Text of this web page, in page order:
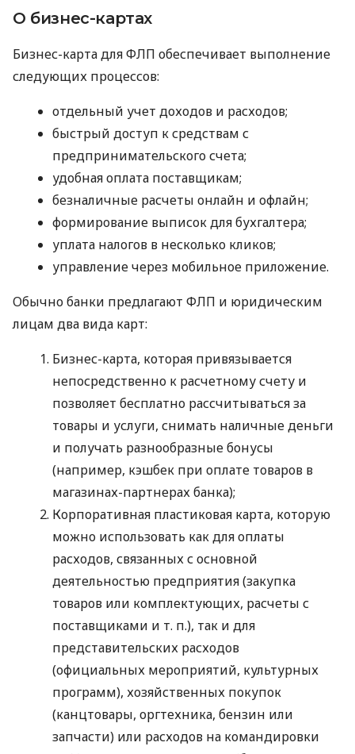
О бизнес-картах
Бизнес-карта для ФЛП обеспечивает выполнение
следующих процессов:
отдельный учет доходов и расходов;
быстрый доступ к средствам с
предпринимательского счета;
удобная оплата поставщикам;
безналичные расчеты онлайн и офлайн;
формирование выписок для бухгалтера;
уплата налогов в несколько кликов;
управление через мобильное приложение.
Обычно банки предлагают ФЛП и юридическим
лицам два вида карт:
Бизнес-карта, которая привязывается
непосредственно к расчетному счету и
позволяет бесплатно рассчитываться за
товары и услуги, снимать наличные деньги
и получать разнообразные бонусы
(например, кэшбек при оплате товаров в
магазинах-партнерах банка);
Корпоративная пластиковая карта, которую
можно использовать как для оплаты
расходов, связанных с основной
деятельностью предприятия (закупка
товаров или комплектующих, расчеты с
поставщиками и т. п.), так и для
представительских расходов
(официальных мероприятий, культурных
программ), хозяйственных покупок
(канцтовары, оргтехника, бензин или
запчасти) или расходов на командировки